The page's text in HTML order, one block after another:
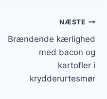
NÆSTE
Brændende kærlighed
med bacon og
kartofler i
krydderurtesmør